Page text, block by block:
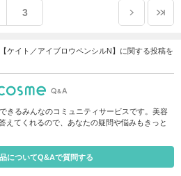
3
ケイト／アイブロウペンシルN】に関する投稿を
きるみんなのコミュニティサービスです。美容
えてくれるので、あなたの疑問や悩みもきっと
についてQ&Aで質問する